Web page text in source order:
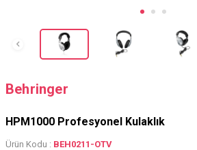
Behringer
HPM1000 Profesyonel Kulaklık
Ürün Kodu : BEH0211-OTV